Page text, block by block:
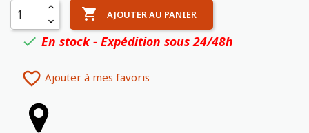
 AJOUTER AU PANIER
 En stock - Expédition sous 24/48h
 Ajouter à mes favoris